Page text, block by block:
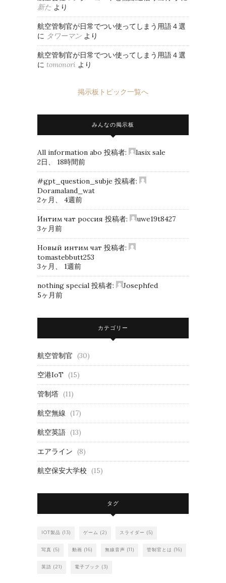
新た より
航空管制官が日常でつい使ってしまう用語４選
に タワーマン より
航空管制官が日常でつい使ってしまう用語４選
に tomonori より
掲示板トピック一覧へ
みんなの掲示板
All information abo 投稿者:
lasix sale
2日、 18時間前
#gpt_question_subje 投稿者:
Doramaland_wat
2ヶ月、 4週前
Интим чат россия 投稿者:
uwe19t8427
3ヶ月前
Новый интим чат 投稿者:
tomastebbutt253
3ヶ月、 1週前
nothing special 投稿者:
Josephfed
5ヶ月前
カテゴリー
航空管制官 (30)
空港IoT (15)
管制塔 (11)
航空無線 (17)
航空英語 (13)
エアライン (8)
航空保安大学校 (15)
タグ
IOT製品 (13) ゲーム (2) スライダー (5)
写真 (5) 動画 (16) 無線音声 (11) 管制官とは (16)
英語 (21) 電子ブック (3)